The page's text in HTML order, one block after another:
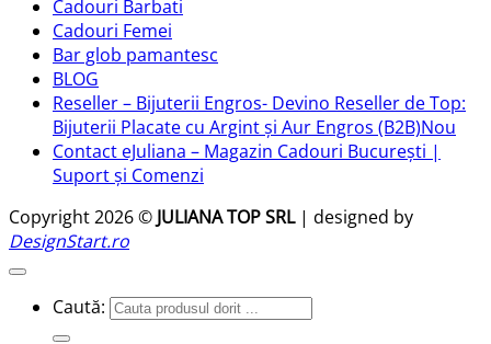
Cadouri Barbati
Cadouri Femei
Bar glob pamantesc
BLOG
Reseller – Bijuterii Engros- Devino Reseller de Top:
Bijuterii Placate cu Argint și Aur Engros (B2B)
Contact eJuliana – Magazin Cadouri București |
Suport și Comenzi
Copyright 2026 © JULIANA TOP SRL| designed by
DesignStart.ro
Caută: